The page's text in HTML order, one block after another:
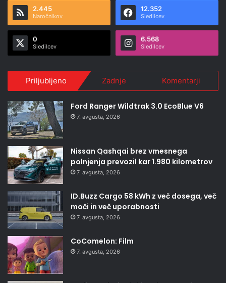
2.445
Naročnikov
12.352
Sledilcev
0
Sledilcev
6.568
Sledilcev
Priljubljeno Zadnje Komentarji
Ford Ranger Wildtrak 3.0 EcoBlue V6
7. avgusta, 2026
Nissan Qashqai brez vmesnega
polnjenja prevozil kar 1.980 kilometrov
7. avgusta, 2026
ID.Buzz Cargo 58 kWh z več dosega, več
moči in več uporabnosti
7. avgusta, 2026
CoComelon: Film
7. avgusta, 2026